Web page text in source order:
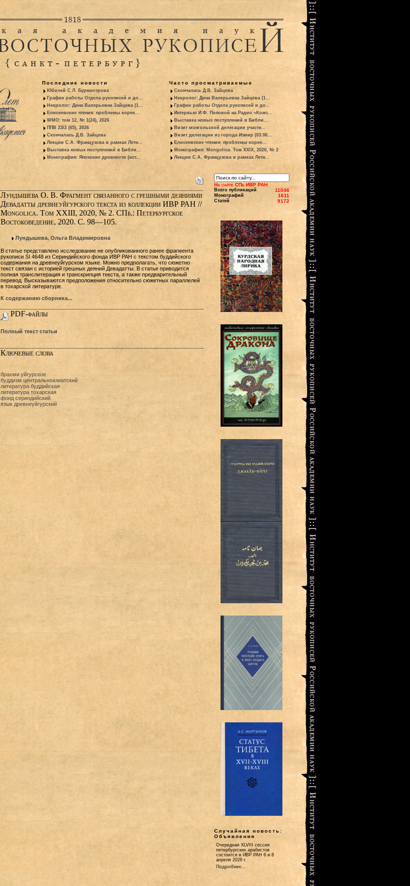
Последние новости
Юбилей С.Л. Бурмистрова
График работы Отдела рукописей и до...
Некролог: Дина Валерьевна Зайцева (1...
Елисеевские чтения: проблемы корее...
WMO: том 12, № 1(24), 2026
ППВ 23/2 (65), 2026
Скончалась Д.В. Зайцева
Лекции С.А. Французова в рамках Летн...
Выставка новых поступлений в Библи...
Монография: Японские древности (ист...
Часто просматриваемые
Скончалась Д.В. Зайцева
Некролог: Дина Валерьевна Зайцева (1...
График работы Отдела рукописей и до...
Интервью И.Ф. Поповой на Радио «Комс...
Выставка новых поступлений в Библи...
Визит монгольской делегации участн...
Визит делегации из города Измир (03.06...
Елисеевские чтения: проблемы корее...
Монография: Mongolica. Том XXIX, 2026, № 2
Лекции С.А. Французова в рамках Летн...
Лундышева О. В. Фрагмент связанного с грешными деяниями
Девадатты древнеуйгурского текста из коллекции ИВР РАН //
Mongolica. Том XXIII, 2020, № 2. СПб.: Петербургское
Востоковедение, 2020. С. 98—105.
Лундышева, Ольга Владимировна
В статье представлено исследование не опубликованного ранее фрагмента
рукописи SI 4648 из Сериндийского фонда ИВР РАН с текстом буддийского
содержания на древнеуйгурском языке. Можно предполагать, что сюжетно
текст связан с историей грешных деяний Девадатты. В статье приводится
полная транслитерация и транскрипция текста, а также предварительный
перевод. Высказываются предположения относительно сюжетных параллелей
в тохарской литературе.
К содержанию сборника...
PDF-файлы
Полный текст статьи
Ключевые слова
брахми уйгурское
буддизм центральноазиатский
литература буддийская
литература тохарская
фонд сериндийский
язык древнеуйгурский
На сайте СПб ИВР РАН
Всего публикаций 11046
Монографий 1611
Статей 9172
Случайная новость:
Объявления
Очередная XLVIII сессия
петербургских арабистов
состоится в ИВР РАН 6 и 8
апреля 2026 г.
Подробнее...